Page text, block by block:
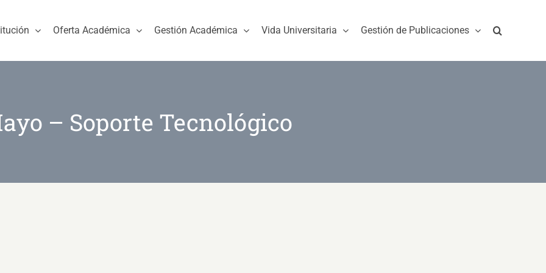
Oferta Académica Gestión Académica Vida Universitaria Gestión de Publicaciones
– Soporte Tecnológico